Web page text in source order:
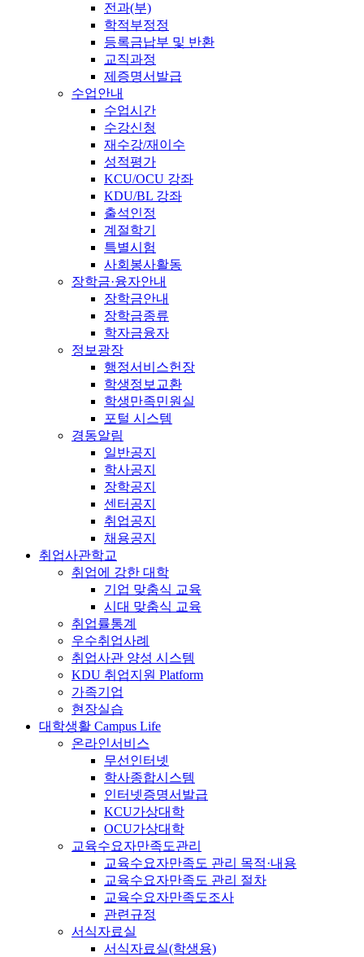
전과(부)
학적부정정
등록금납부 및 반환
교직과정
제증명서발급
수업안내
수업시간
수강신청
재수강/재이수
성적평가
KCU/OCU 강좌
KDU/BL 강좌
출석인정
계절학기
특별시험
사회봉사활동
장학금·융자안내
장학금안내
장학금종류
학자금융자
정보광장
행정서비스헌장
학생정보교환
학생만족민원실
포털 시스템
경동알림
일반공지
학사공지
장학공지
센터공지
취업공지
채용공지
취업사관학교
취업에 강한 대학
기업 맞춤식 교육
시대 맞춤식 교육
취업률통계
우수취업사례
취업사관 양성 시스템
KDU 취업지원 Platform
가족기업
현장실습
대학생활 Campus Life
온라인서비스
무선인터넷
학사종합시스템
인터넷증명서발급
KCU가상대학
OCU가상대학
교육수요자만족도관리
교육수요자만족도 관리 목적·내용
교육수요자만족도 관리 절차
교육수요자만족도조사
관련규정
서식자료실
서식자료실(학생용)